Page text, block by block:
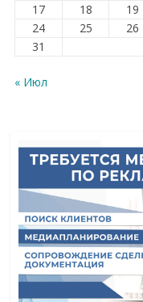
17
18 19
24
25 26
31
« Июл